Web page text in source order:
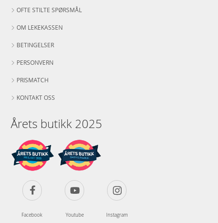
OFTE STILTE SPØRSMÅL
OM LEKEKASSEN
BETINGELSER
PERSONVERN
PRISMATCH
KONTAKT OSS
Årets butikk 2025
Facebook Youtube Instagram